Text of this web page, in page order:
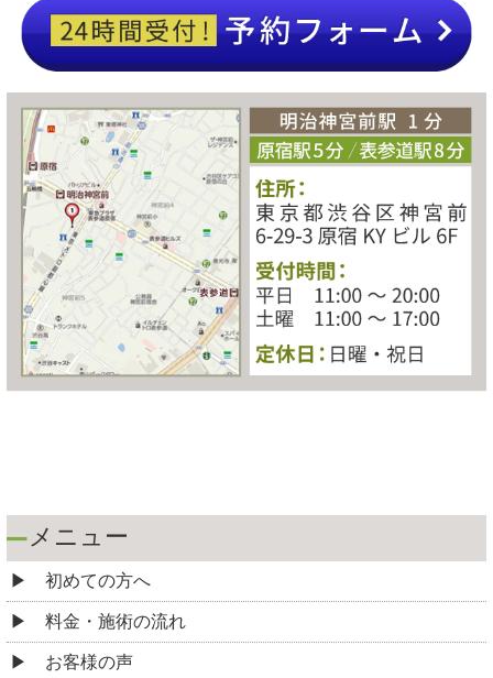
メニュー
初めての方へ
料金・施術の流れ
お客様の声